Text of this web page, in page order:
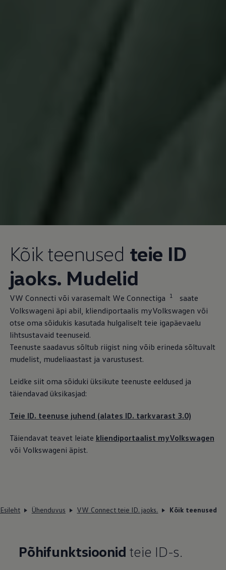
Kõik teenused teie ID
jaoks. Mudelid
VW Connecti või varasemalt We Connectiga 1
saate
Volkswageni äpi abil, kliendiportaalis myVolkswagen või
otse oma sõidukis kasutada hulgaliselt teie igapäevaelu
lihtsustavaid teenuseid.
Teenuste saadavus sõltub riigist ning võib erineda sõltuvalt
mudelist, mudeliaastast ja varustusest.
Leidke siit oma sõiduki üksikute teenuste eeldused ja
täiendavad üksikasjad:
Teie ID. teenuse juhend (alates ID. tarkvarast 3.0)
Täiendavat teavet leiate kliendiportaalist myVolkswagen
või Volkswageni äpist.
Esileht Ühenduvus VW Connect teie ID. jaoks. Kõik teenused
Põhifunktsioonid teie ID-s.